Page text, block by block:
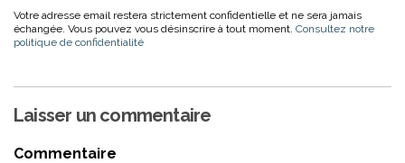
Votre adresse email restera strictement confidentielle et ne sera jamais
échangée. Vous pouvez vous désinscrire à tout moment. Consultez notre
politique de confidentialité
Laisser un commentaire
Commentaire